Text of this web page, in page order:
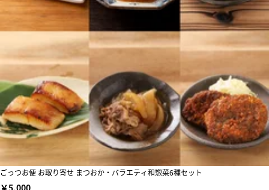
ごっつお便 お取り寄せ まつおか・バラエティ和惣菜6種セット
￥5,000